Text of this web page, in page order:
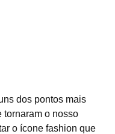
tornaram o nosso
o ícone fashion que